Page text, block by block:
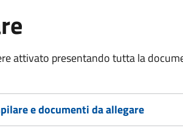
attivato presentando tutta la
e documenti da allegare